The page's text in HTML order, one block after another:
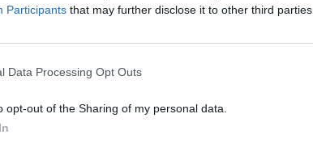
Participants that may further disclose it to other third parties.
Data Processing Opt Outs
opt-out of the Sharing of my personal data.